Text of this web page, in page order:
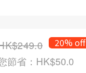
20% off
節省：HK$50.0